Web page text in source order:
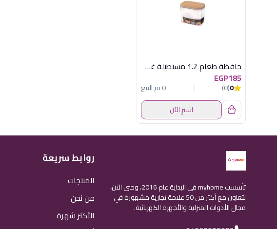
حافظة طعام 1.2 مستطيلة غطا خشبى هيريفين
EGP185
0
(0)
0 تم البيع
اشترِ الآن
تأسست myhome في البداية عام 2016، وحتى الآن،
نتعاون مع أكثر من 50 علامة تجارية مشهورة في
مجال الأدوات المنزلية والأجهزة الكهربائية.
روابط سريعة
المنتجات
من نحن
الأكثر شهرة